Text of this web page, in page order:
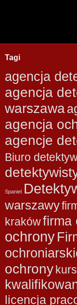
Tagi
agencja
agencja
warszawa
agencja
agencje
Biuro
Spaniel
warszawy
krakówfirma
ochrony
ochrony
licencja